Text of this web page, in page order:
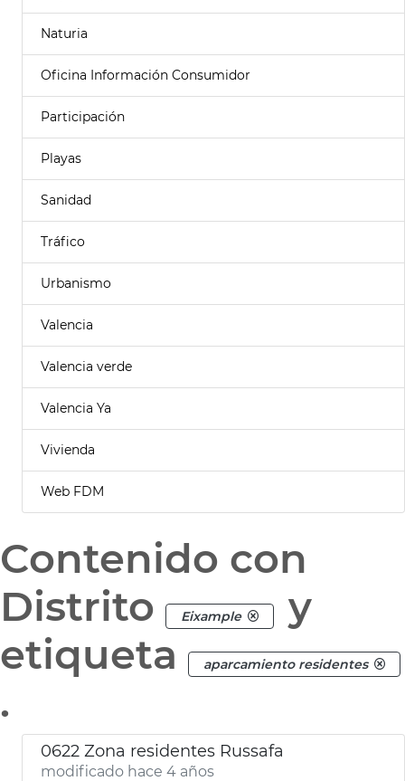
Naturia
Oficina Información Consumidor
Participación
Playas
Sanidad
Tráfico
Urbanismo
Valencia
Valencia verde
Valencia Ya
Vivienda
Web FDM
Contenido con
Distrito
Eixample
y
etiqueta
aparcamiento residentes
.
0622 Zona residentes Russafa
modificado hace 4 años